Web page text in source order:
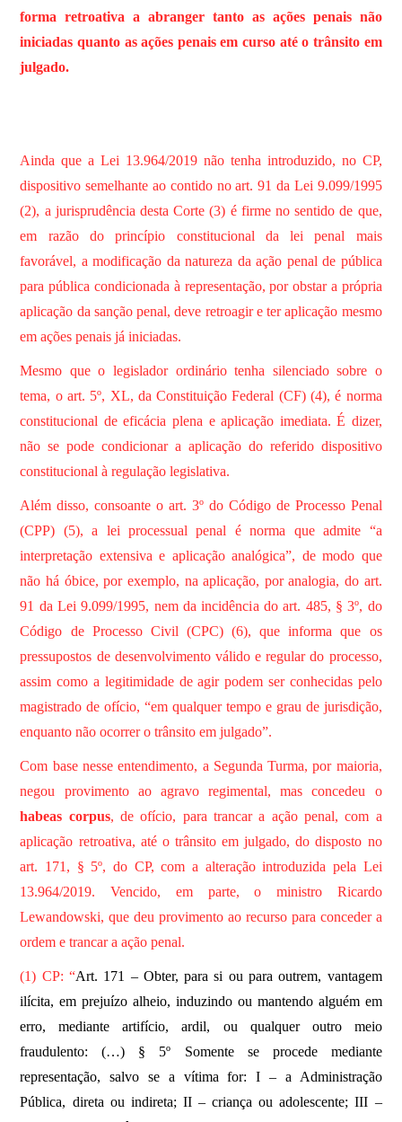
forma retroativa a abranger tanto as ações penais não
iniciadas quanto as ações penais em curso até o trânsito em
julgado.
Ainda que a Lei 13.964/2019 não tenha introduzido, no CP,
dispositivo semelhante ao contido no art. 91 da Lei 9.099/1995
(2), a jurisprudência desta Corte (3) é firme no sentido de que,
em razão do princípio constitucional da lei penal mais
favorável, a modificação da natureza da ação penal de pública
para pública condicionada à representação, por obstar a própria
aplicação da sanção penal, deve retroagir e ter aplicação mesmo
em ações penais já iniciadas.
Mesmo que o legislador ordinário tenha silenciado sobre o
tema, o art. 5º, XL, da Constituição Federal (CF) (4), é norma
constitucional de eficácia plena e aplicação imediata. É dizer,
não se pode condicionar a aplicação do referido dispositivo
constitucional à regulação legislativa.
Além disso, consoante o art. 3º do Código de Processo Penal
(CPP) (5), a lei processual penal é norma que admite “a
interpretação extensiva e aplicação analógica”, de modo que
não há óbice, por exemplo, na aplicação, por analogia, do art.
91 da Lei 9.099/1995, nem da incidência do art. 485, § 3º, do
Código de Processo Civil (CPC) (6), que informa que os
pressupostos de desenvolvimento válido e regular do processo,
assim como a legitimidade de agir podem ser conhecidas pelo
magistrado de ofício, “em qualquer tempo e grau de jurisdição,
enquanto não ocorrer o trânsito em julgado”.
Com base nesse entendimento, a Segunda Turma, por maioria,
negou provimento ao agravo regimental, mas concedeu o
habeas corpus, de ofício, para trancar a ação penal, com a
aplicação retroativa, até o trânsito em julgado, do disposto no
art. 171, § 5º, do CP, com a alteração introduzida pela Lei
13.964/2019. Vencido, em parte, o ministro Ricardo
Lewandowski, que deu provimento ao recurso para conceder a
ordem e trancar a ação penal.
(1) CP: “Art. 171 – Obter, para si ou para outrem, vantagem
ilícita, em prejuízo alheio, induzindo ou mantendo alguém em
erro, mediante artifício, ardil, ou qualquer outro meio
fraudulento: (…) § 5º Somente se procede mediante
representação, salvo se a vítima for: I – a Administração
Pública, direta ou indireta; II – criança ou adolescente; III –